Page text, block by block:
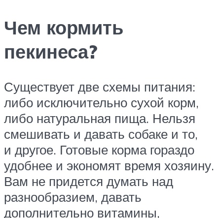
Чем кормить
пекинеса?
Существует две схемы питания:
либо исключительно сухой корм,
либо натуральная пища. Нельзя
смешивать и давать собаке и то,
и другое. Готовые корма гораздо
удобнее и экономят время хозяину.
Вам не придется думать над
разнообразием, давать
дополнительно витамины,